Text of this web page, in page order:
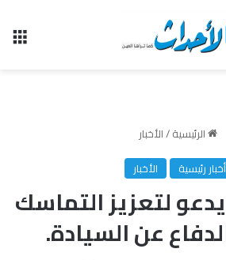
الرئيسية/الأخبار
أخبار رئيسية
الأخبار
لتعزيز التماسك
عن السيادة.